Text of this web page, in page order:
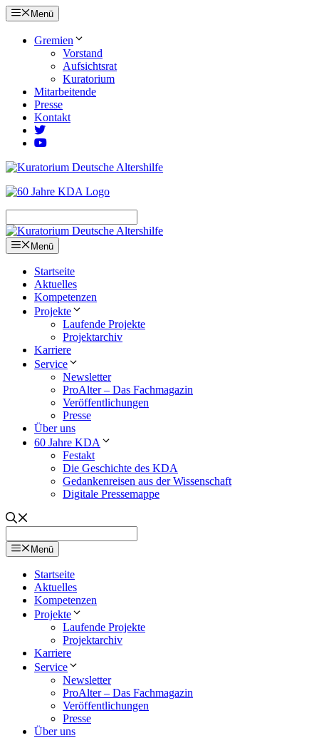
Zum
Inhalt
springen
Menü
Gremien
Vorstand
Aufsichtsrat
Kuratorium
Mitarbeitende
Presse
Kontakt
Menü
Startseite
Aktuelles
Kompetenzen
Projekte
Laufende Projekte
Projektarchiv
Karriere
Service
Newsletter
ProAlter – Das Fachmagazin
Veröffentlichungen
Presse
Über uns
60 Jahre KDA
Festakt
Die Geschichte des KDA
Gedankenreisen aus der Wissenschaft
Digitale Pressemappe
Menü
Startseite
Aktuelles
Kompetenzen
Projekte
Laufende Projekte
Projektarchiv
Karriere
Service
Newsletter
ProAlter – Das Fachmagazin
Veröffentlichungen
Presse
Über uns